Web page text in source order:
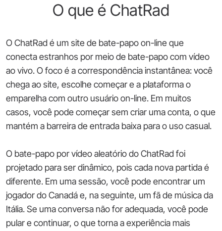
O que é ChatRad
O ChatRad é um site de bate-papo on-line que
conecta estranhos por meio de bate-papo com vídeo
ao vivo. O foco é a correspondência instantânea: você
chega ao site, escolhe começar e a plataforma o
emparelha com outro usuário on-line. Em muitos
casos, você pode começar sem criar uma conta, o que
mantém a barreira de entrada baixa para o uso casual.
O bate-papo por vídeo aleatório do ChatRad foi
projetado para ser dinâmico, pois cada nova partida é
diferente. Em uma sessão, você pode encontrar um
jogador do Canadá e, na seguinte, um fã de música da
Itália. Se uma conversa não for adequada, você pode
pular e continuar, o que torna a experiência mais